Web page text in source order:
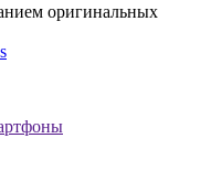
оригинальных